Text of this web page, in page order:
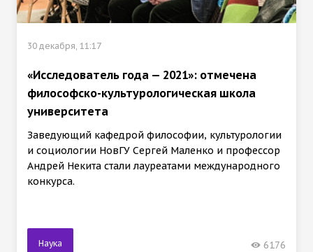
30 декабря, 11:17
«Исследователь года — 2021»: отмечена
философско-культурологическая школа
университета
Заведующий кафедрой философии, культурологии
и социологии НовГУ Сергей Маленко и профессор
Андрей Некита стали лауреатами международного
конкурса.
Наука 6176